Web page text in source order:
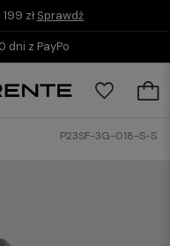
zł Sprawdź
dni z PayPo
P23SF-3G-018-S-S